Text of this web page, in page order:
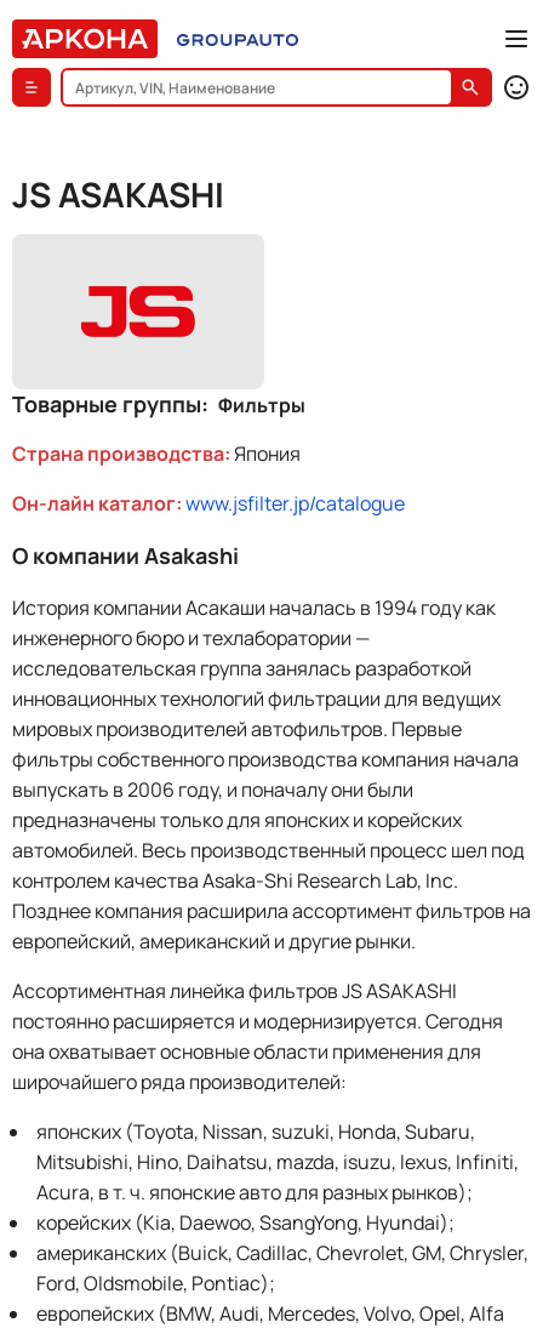
JS ASAKASHI
Товарные группы
Фильтры
Страна производства:Япония
Он-лайн каталог:www.jsfilter.jp/catalogue
О компании Asakashi
История компании Асакаши началась в 1994 году как
инженерного бюро и техлаборатории —
исследовательская группа занялась разработкой
инновационных технологий фильтрации для ведущих
мировых производителей автофильтров. Первые
фильтры собственного производства компания начала
выпускать в 2006 году, и поначалу они были
предназначены только для японских и корейских
автомобилей. Весь производственный процесс шел под
контролем качества Asaka-Shi Research Lab, Inc.
Позднее компания расширила ассортимент фильтров на
европейский, американский и другие рынки.
Ассортиментная линейка фильтров JS ASAKASHI
постоянно расширяется и модернизируется. Сегодня
она охватывает основные области применения для
широчайшего ряда производителей:
японских (Toyota, Nissan, suzuki, Honda, Subaru,
Mitsubishi, Hino, Daihatsu, mazda, isuzu, lexus, Infiniti,
Acura, в т. ч. японские авто для разных рынков);
корейских (Kia, Daewoo, SsangYong, Hyundai);
американских (Buick, Cadillac, Chevrolet, GM, Chrysler,
Ford, Oldsmobile, Pontiac);
европейских (BMW, Audi, Mercedes, Volvo, Opel, Alfa